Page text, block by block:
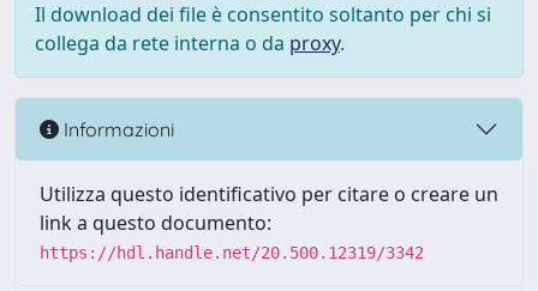
Il download dei file è consentito soltanto per chi si
collega da rete interna o da proxy.
Informazioni
Utilizza questo identificativo per citare o creare un
link a questo documento:
https://hdl.handle.net/20.500.12319/3342